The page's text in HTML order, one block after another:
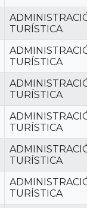
TURÍSTICA
TURÍSTICA
TURÍSTICA
TURÍSTICA
TURÍSTICA
TURÍSTICA